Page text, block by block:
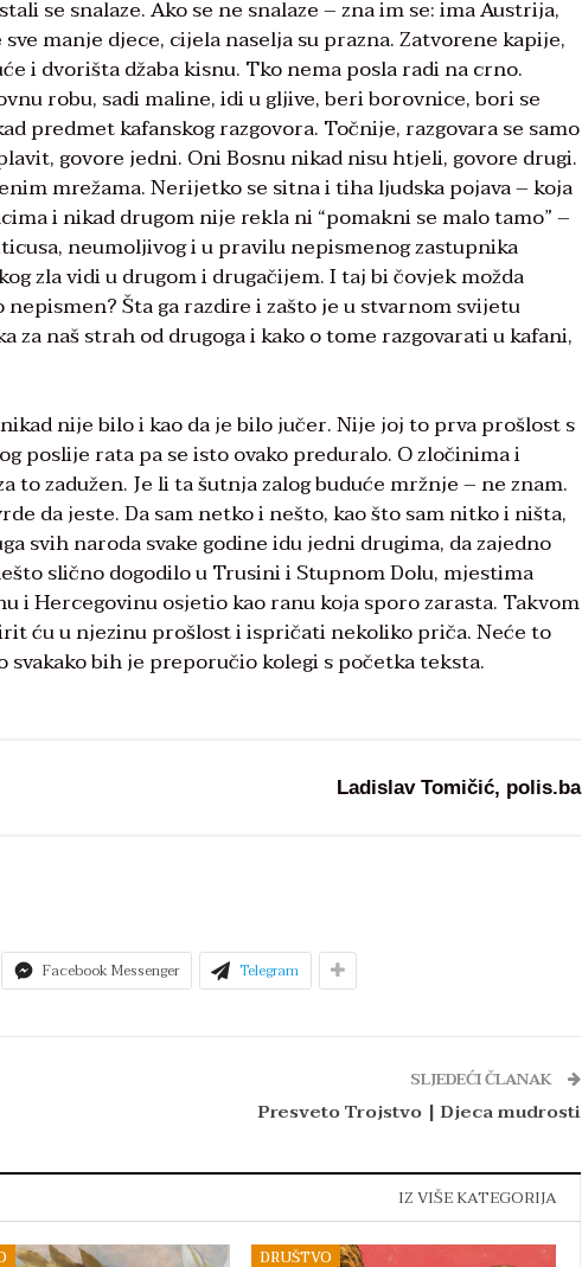
se snalaze. Ako se ne snalaze – zna im se: ima Austrija,
manje djece, cijela naselja su prazna. Zatvorene kapije,
i dvorišta džaba kisnu. Tko nema posla radi na crno.
robu, sadi maline, idi u gljive, beri borovnice, bori se
predmet kafanskog razgovora. Točnije, razgovara se samo
govore jedni. Oni Bosnu nikad nisu htjeli, govore drugi.
mrežama. Nerijetko se sitna i tiha ljudska pojava – koja
i nikad drugom nije rekla ni “pomakni se malo tamo” –
neumoljivog i u pravilu nepismenog zastupnika
zla vidi u drugom i drugačijem. I taj bi čovjek možda
Šta ga razdire i zašto je u stvarnom svijetu
naš strah od drugoga i kako o tome razgovarati u kafani,
nije bilo i kao da je bilo jučer. Nije joj to prva prošlost s
poslije rata pa se isto ovako preduralo. O zločinima i
zadužen. Je li ta šutnja zalog buduće mržnje – ne znam.
da jeste. Da sam netko i nešto, kao što sam nitko i ništa,
svih naroda svake godine idu jedni drugima, da zajedno
slično dogodilo u Trusini i Stupnom Dolu, mjestima
i Hercegovinu osjetio kao ranu koja sporo zarasta. Takvom
ću u njezinu prošlost i ispričati nekoliko priča. Neće to
bih je preporučio kolegi s početka teksta.
Ladislav Tomičić, polis.ba
Facebook Messenger Telegram
SLJEDEĆI ČLANAK
Presveto Trojstvo | Djeca mudrosti
IZ VIŠE KATEGORIJA
DRUŠTVO